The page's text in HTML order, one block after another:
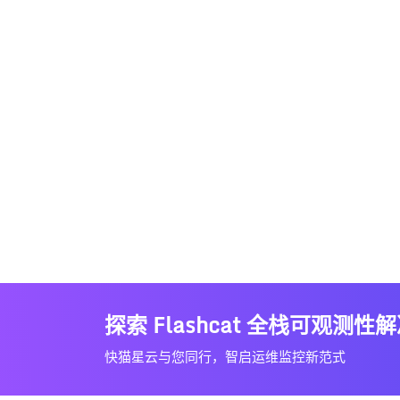
探索 Flashcat 全栈可观测性
快猫星云与您同行，智启运维监控新范式